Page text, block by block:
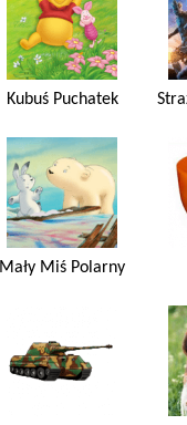
Kubuś Puchatek
Mały Miś Polarny